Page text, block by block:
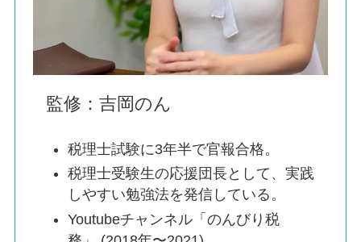
監修：吉岡のん
税理士試験に3年半で官報合格。
税理士受験生の応援団長として、実践
しやすい勉強法を発信している。
Youtubeチャンネル「のんびり税